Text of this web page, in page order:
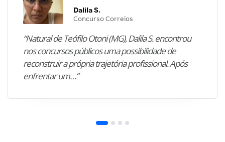
Dalila S.
Concurso Correios
“Natural de Teófilo Otoni (MG), Dalila S. encontrou
nos concursos públicos uma possibilidade de
reconstruir a própria trajetória profissional. Após
enfrentar um…”